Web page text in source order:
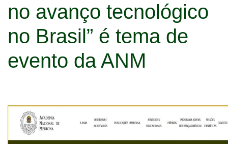
no avanço tecnológico
no Brasil” é tema de
evento da ANM